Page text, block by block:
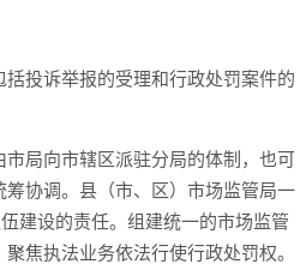
投诉举报的受理和行政处罚案件的
局向市辖区派驻分局的体制，也可
协调。县（市、区）市场监管局一
建设的责任。组建统一的市场监管
焦执法业务依法行使行政处罚权。